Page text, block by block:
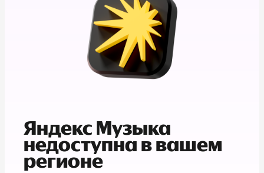
Яндекс Музыка
недоступна в вашем
регионе